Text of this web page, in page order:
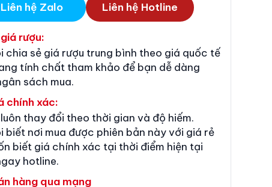
Liên hệ Zalo Liên hệ Hotline
rượu:
chia sẻ giá rượu trung bình theo giá quốc tế
tính chất tham khảo để bạn dễ dàng
sách mua.
chính xác:
thay đổi theo thời gian và độ hiếm.
biết nơi mua được phiên bản này với giá rẻ
biết giá chính xác tại thời điểm hiện tại
hotline.
hàng qua mạng